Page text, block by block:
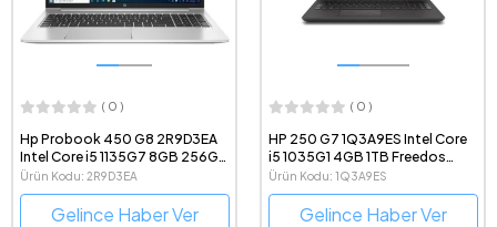
( 0 )
Hp Probook 450 G8 2R9D3EA
Intel Core i5 1135G7 8GB 256GB
SSD Windows 10 Pro 15.6" FHD
Taşınabilir Bilgisayar
Ürün Kodu: 2R9D3EA
Gelince Haber Ver
( 0 )
HP 250 G7 1Q3A9ES Intel Core
i5 1035G1 4GB 1TB Freedos
15.6" FHD Taşınabilir Bilgisayar
Ürün Kodu: 1Q3A9ES
Gelince Haber Ver